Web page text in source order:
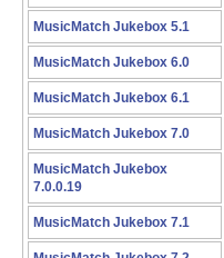
MusicMatch Jukebox 5.1
MusicMatch Jukebox 6.0
MusicMatch Jukebox 6.1
MusicMatch Jukebox 7.0
MusicMatch Jukebox
7.0.0.19
MusicMatch Jukebox 7.1